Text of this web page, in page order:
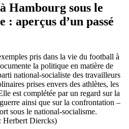
Hambourg sous le
: aperçus d’un passé
pris dans la vie du football à
la politique en matière de
national-socialiste des travailleurs
prises envers des athlètes, les
est complétée par un regard sur la
ainsi que sur la confrontation –
sous le national-socialisme.
Herbert Diercks)